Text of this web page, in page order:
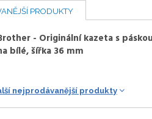
PRODUKTY
- Originální kazeta s
bílé, šířka 36 mm
nejprodávanější produkty